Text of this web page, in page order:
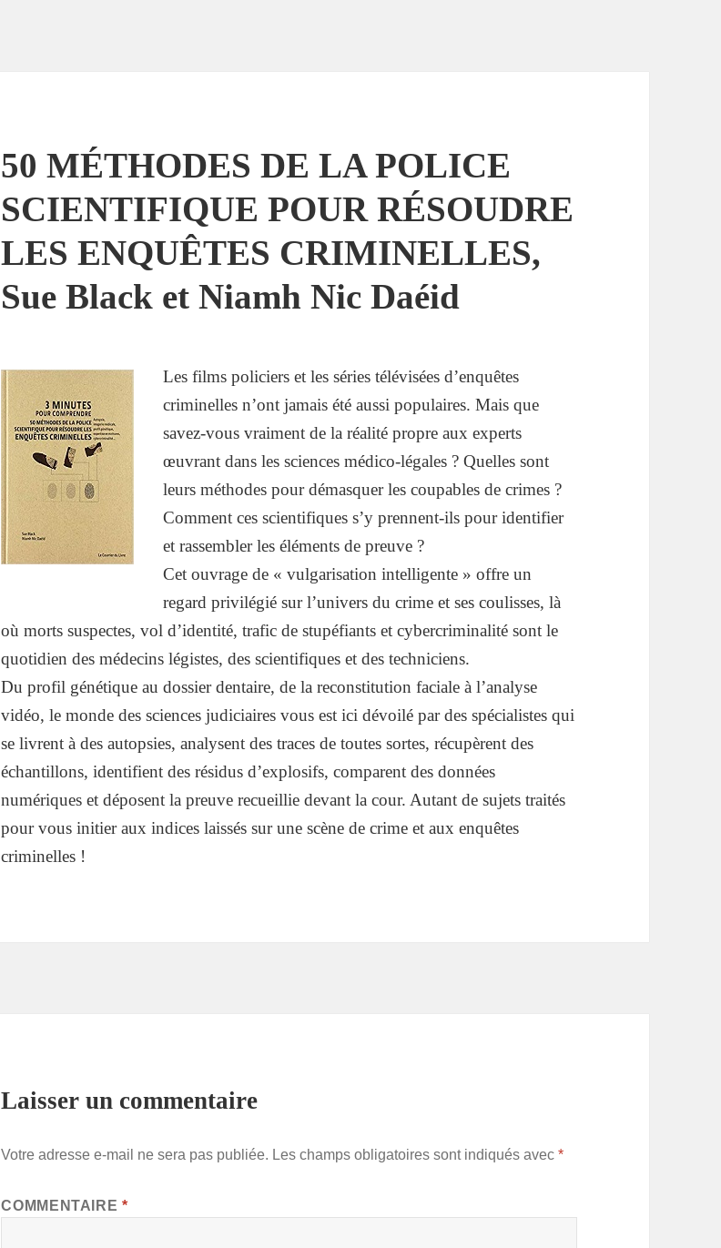
50 MÉTHODES DE LA POLICE
SCIENTIFIQUE POUR RÉSOUDRE
LES ENQUÊTES CRIMINELLES,
Sue Black et Niamh Nic Daéid
Les films policiers et les séries télévisées d’enquêtes
criminelles n’ont jamais été aussi populaires. Mais que
savez-vous vraiment de la réalité propre aux experts
œuvrant dans les sciences médico-légales ? Quelles sont
leurs méthodes pour démasquer les coupables de crimes ?
Comment ces scientifiques s’y prennent-ils pour identifier
et rassembler les éléments de preuve ?
Cet ouvrage de « vulgarisation intelligente » offre un
regard privilégié sur l’univers du crime et ses coulisses, là
où morts suspectes, vol d’identité, trafic de stupéfiants et cybercriminalité sont le
quotidien des médecins légistes, des scientifiques et des techniciens.
Du profil génétique au dossier dentaire, de la reconstitution faciale à l’analyse
vidéo, le monde des sciences judiciaires vous est ici dévoilé par des spécialistes qui
se livrent à des autopsies, analysent des traces de toutes sortes, récupèrent des
échantillons, identifient des résidus d’explosifs, comparent des données
numériques et déposent la preuve recueillie devant la cour. Autant de sujets traités
pour vous initier aux indices laissés sur une scène de crime et aux enquêtes
criminelles !
Laisser un commentaire
Votre adresse e-mail ne sera pas publiée. Les champs obligatoires sont indiqués avec*
COMMENTAIRE*